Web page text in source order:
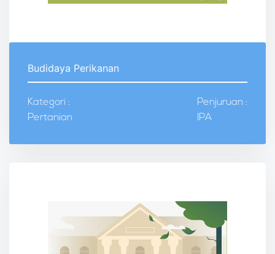
Budidaya Perikanan
Kategori :
Pertanian
Penjuruan :
IPA